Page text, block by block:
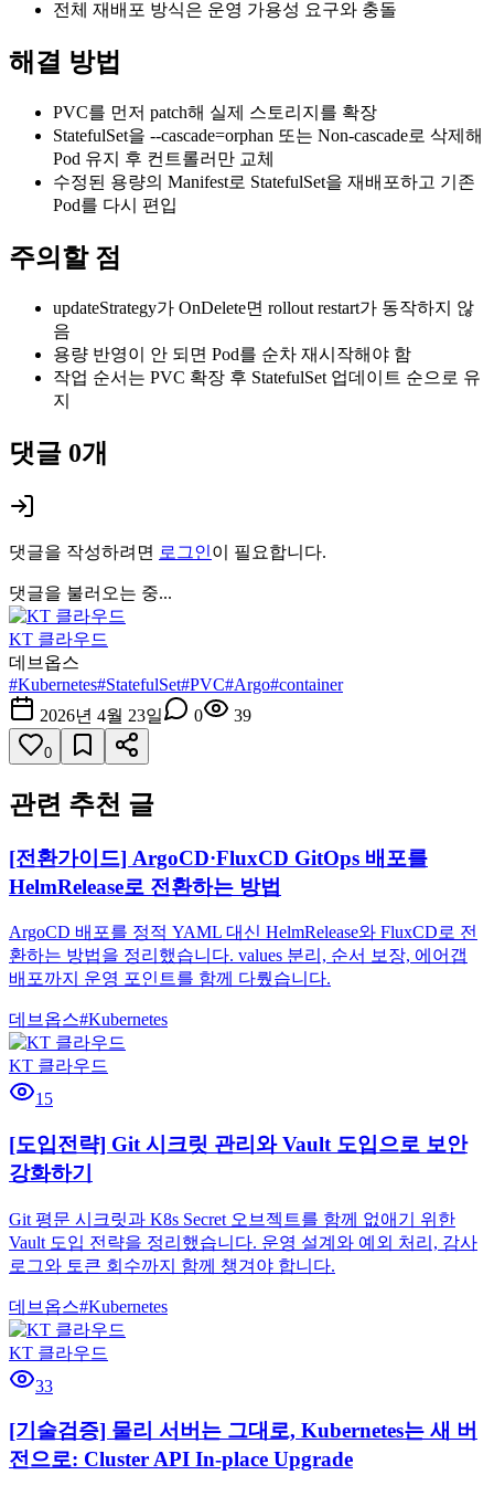
전체 재배포 방식은 운영 가용성 요구와 충돌
해결 방법
PVC를 먼저 patch해 실제 스토리지를 확장
StatefulSet을 --cascade=orphan 또는 Non-cascade로 삭제해
Pod 유지 후 컨트롤러만 교체
수정된 용량의 Manifest로 StatefulSet을 재배포하고 기존
Pod를 다시 편입
주의할 점
updateStrategy가 OnDelete면 rollout restart가 동작하지 않
음
용량 반영이 안 되면 Pod를 순차 재시작해야 함
작업 순서는 PVC 확장 후 StatefulSet 업데이트 순으로 유
지
댓글 0개
댓글을 작성하려면 로그인이 필요합니다.
댓글을 불러오는 중...
KT 클라우드
데브옵스
#Kubernetes#StatefulSet#PVC#Argo#container
2026년 4월 23일
0 39
0
관련 추천 글
[전환가이드] ArgoCD·FluxCD GitOps 배포를
HelmRelease로 전환하는 방법
ArgoCD 배포를 정적 YAML 대신 HelmRelease와 FluxCD로 전
환하는 방법을 정리했습니다. values 분리, 순서 보장, 에어갭
배포까지 운영 포인트를 함께 다뤘습니다.
데브옵스#Kubernetes
KT 클라우드
15
[도입전략] Git 시크릿 관리와 Vault 도입으로 보안
강화하기
Git 평문 시크릿과 K8s Secret 오브젝트를 함께 없애기 위한
Vault 도입 전략을 정리했습니다. 운영 설계와 예외 처리, 감사
로그와 토큰 회수까지 함께 챙겨야 합니다.
데브옵스#Kubernetes
KT 클라우드
33
[기술검증] 물리 서버는 그대로, Kubernetes는 새 버
전으로: Cluster API In-place Upgrade